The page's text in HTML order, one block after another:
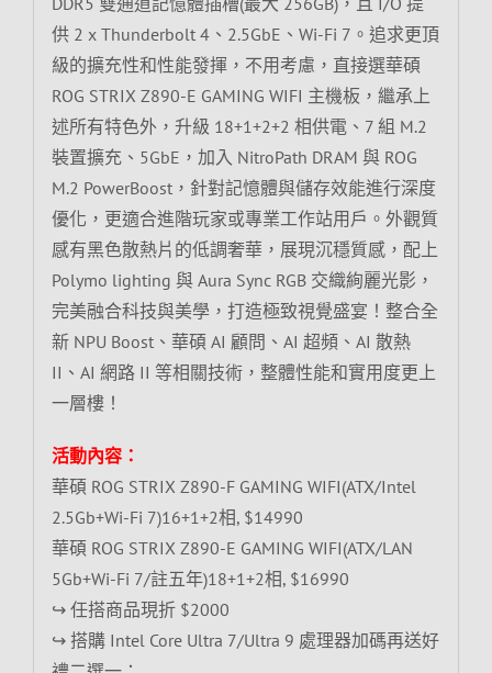
供 2 x Thunderbolt 4、2.5GbE、Wi-Fi 7。追求更頂
級的擴充性和性能發揮，不用考慮，直接選華碩
ROG STRIX Z890-E GAMING WIFI 主機板，繼承上
述所有特色外，升級 18+1+2+2 相供電、7 組 M.2
裝置擴充、5GbE，加入 NitroPath DRAM 與 ROG
M.2 PowerBoost，針對記憶體與儲存效能進行深度
優化，更適合進階玩家或專業工作站用戶。外觀質
感有黑色散熱片的低調奢華，展現沉穩質感，配上
Polymo lighting 與 Aura Sync RGB 交織絢麗光影，
完美融合科技與美學，打造極致視覺盛宴！整合全
新 NPU Boost、華碩 AI 顧問、AI 超頻、AI 散熱
II、AI 網路 II 等相關技術，整體性能和實用度更上
一層樓！
活動內容：
華碩 ROG STRIX Z890-F GAMING WIFI(ATX/Intel
2.5Gb+Wi-Fi 7)16+1+2相, $14990
華碩 ROG STRIX Z890-E GAMING WIFI(ATX/LAN
5Gb+Wi-Fi 7/註五年)18+1+2相, $16990
↪ 任搭商品現折 $2000
↪ 搭購 Intel Core Ultra 7/Ultra 9 處理器加碼再送好